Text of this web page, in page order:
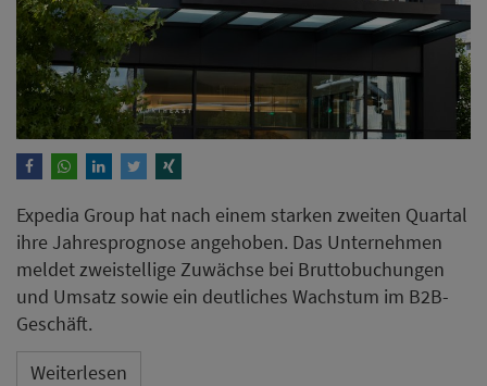
Expedia Group hat nach einem starken zweiten Quartal
ihre Jahresprognose angehoben. Das Unternehmen
meldet zweistellige Zuwächse bei Bruttobuchungen
und Umsatz sowie ein deutliches Wachstum im B2B-
Geschäft.
Weiterlesen